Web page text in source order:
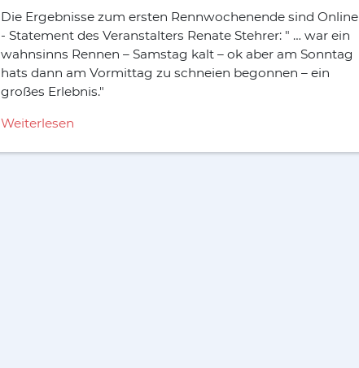
Die Ergebnisse zum ersten Rennwochenende sind Online
- Statement des Veranstalters Renate Stehrer: " … war ein
wahnsinns Rennen – Samstag kalt – ok aber am Sonntag
hats dann am Vormittag zu schneien begonnen – ein
großes Erlebnis."
Weiterlesen